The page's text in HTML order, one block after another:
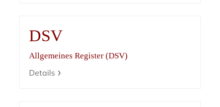
DSV
Allgemeines Register (DSV)
Details